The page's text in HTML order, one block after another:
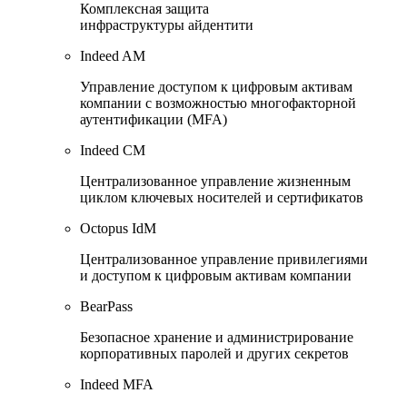
Комплексная защита
инфраструктуры айдентити
Indeed AM
Управление доступом к цифровым активам
компании с возможностью многофакторной
аутентификации (MFA)
Indeed CM
Централизованное управление жизненным
циклом ключевых носителей и сертификатов
Octopus IdM
Централизованное управление привилегиями
и доступом к цифровым активам компании
BearPass
Безопасное хранение и администрирование
корпоративных паролей и других секретов
Indeed MFA